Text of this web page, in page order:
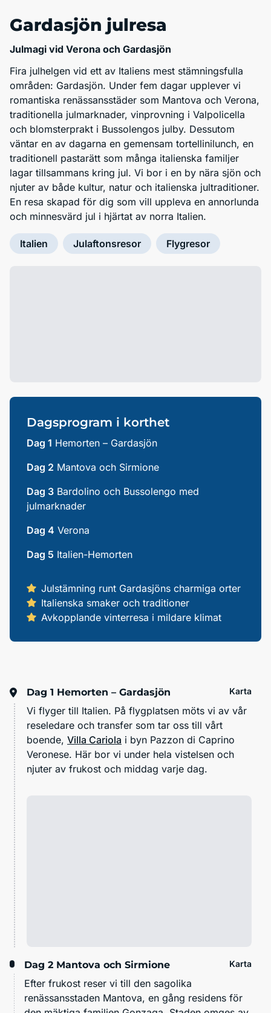
Gardasjön julresa
Julmagi vid Verona och Gardasjön
Fira julhelgen vid ett av Italiens mest stämningsfulla
områden: Gardasjön. Under fem dagar upplever vi
romantiska renässansstäder som Mantova och Verona,
traditionella julmarknader, vinprovning i Valpolicella
och blomsterprakt i Bussolengos julby. Dessutom
väntar en av dagarna en gemensam tortellinilunch, en
traditionell pastarätt som många italienska familjer
lagar tillsammans kring jul. Vi bor i en by nära sjön och
njuter av både kultur, natur och italienska jultraditioner.
En resa skapad för dig som vill uppleva en annorlunda
och minnesvärd jul i hjärtat av norra Italien.
Italien Julaftonsresor Flygresor
Dagsprogram i korthet
Dag 1 Hemorten – Gardasjön
Dag 2 Mantova och Sirmione
Dag 3 Bardolino och Bussolengo med
julmarknader
Dag 4 Verona
Dag 5 Italien-Hemorten
Julstämning runt Gardasjöns charmiga orter
Italienska smaker och traditioner
Avkopplande vinterresa i mildare klimat
Dag 1 Hemorten – Gardasjön Karta
Vi flyger till Italien. På flygplatsen möts vi av vår
reseledare och transfer som tar oss till vårt
boende, Villa Cariola i byn Pazzon di Caprino
Veronese. Här bor vi under hela vistelsen och
njuter av frukost och middag varje dag.
Dag 2 Mantova och Sirmione Karta
Efter frukost reser vi till den sagolika
renässansstaden Mantova, en gång residens för